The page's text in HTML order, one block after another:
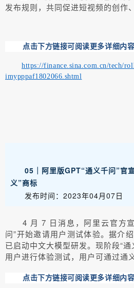
发布规则，共同促进短视频的创作
点击下方链接可阅读更多详细内容
https://finance.sina.com.cn/tech/
imypppaf1802066.shtml
05｜阿里版GPT“通义千问”官
义”商标
发布时间：2023年04月07日
4 月 7 日消息，阿里云官方
问”开始邀请用户测试体验。据介
已启动中文大模型研发。现阶段“
用户进行体验测试，用户可通过通
点击下方链接可阅读更多详细内容